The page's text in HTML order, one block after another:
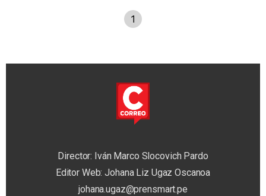
1
Director: Iván Marco Slocovich Pardo
Editor Web: Johana Liz Ugaz Oscanoa
johana.ugaz@prensmart.pe